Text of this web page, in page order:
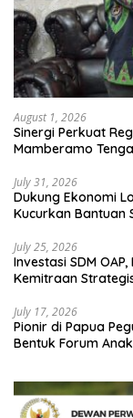
August 1, 2026
Sinergi Perkuat
Mamberamo
July 31, 2026
Dukung Ekonomi
Kucurkan Bantuan
July 25, 2026
Investasi SDM
Kemitraan
July 17, 2026
Pionir di Papua
Bentuk Forum